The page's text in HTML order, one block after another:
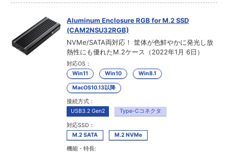
Aluminum Enclosure RGB for M.2 SSD
(CAM2NSU32RGB)
NVMe/SATA両対応！ 筐体が色鮮やかに発光し放
熱性にも優れたM.2ケース（2022年1月 6日）
対応OS：
Win11
Win10 Win8.1
MacOS10.13以降
接続方式：
USB3.2 Gen2
Type-Cコネクタ
対応SSD：
M.2 SATA
M.2 NVMe
機能・特長: